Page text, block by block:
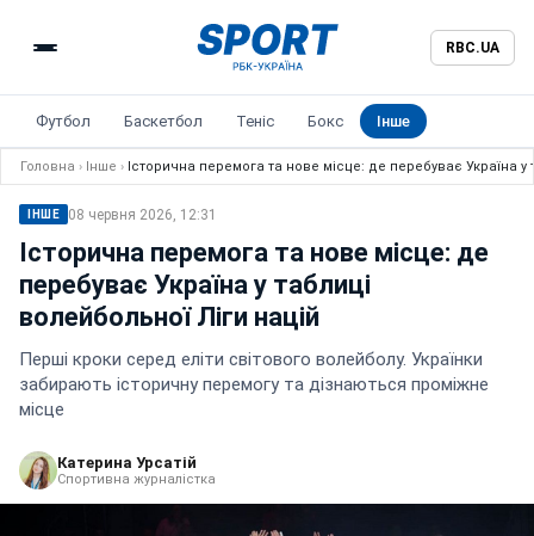
RBC.UA
Футбол Баскетбол Теніс Бокс Інше
Головна › Інше › Історична перемога та нове місце: де перебуває Україна у
ІНШЕ 08 червня 2026, 12:31
Історична перемога та нове місце: де
перебуває Україна у таблиці
волейбольної Ліги націй
Перші кроки серед еліти світового волейболу. Українки
забирають історичну перемогу та дізнаються проміжне
місце
Катерина Урсатій
Спортивна журналістка